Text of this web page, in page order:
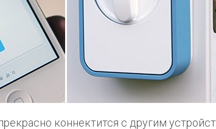
коннектится с другим